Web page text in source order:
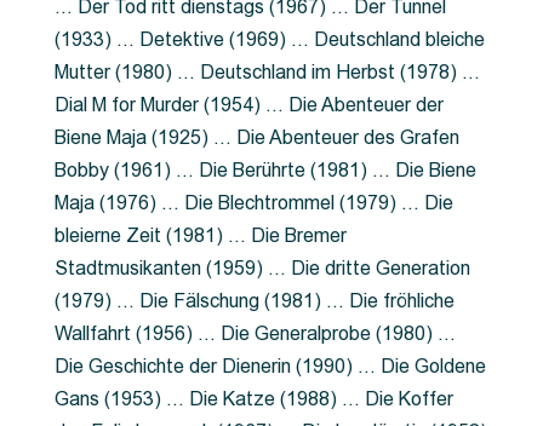
… Der Tod ritt dienstags (1967) … Der Tunnel
(1933) … Detektive (1969) … Deutschland bleiche
Mutter (1980) … Deutschland im Herbst (1978) …
Dial M for Murder (1954) … Die Abenteuer der
Biene Maja (1925) … Die Abenteuer des Grafen
Bobby (1961) … Die Berührte (1981) … Die Biene
Maja (1976) … Die Blechtrommel (1979) … Die
bleierne Zeit (1981) … Die Bremer
Stadtmusikanten (1959) … Die dritte Generation
(1979) … Die Fälschung (1981) … Die fröhliche
Wallfahrt (1956) … Die Generalprobe (1980) …
Die Geschichte der Dienerin (1990) … Die Goldene
Gans (1953) … Die Katze (1988) … Die Koffer